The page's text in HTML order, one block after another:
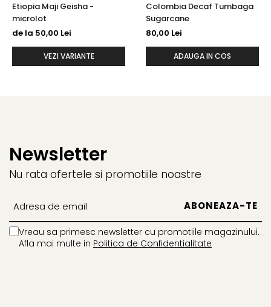
Etiopia Maji Geisha -
microlot
de la 50,00 Lei
VEZI VARIANTE
Colombia Decaf Tumbaga
Sugarcane
80,00 Lei
ADAUGA IN COS
Newsletter
Nu rata ofertele si promotiile noastre
Vreau sa primesc newsletter cu promotiile magazinului.
Afla mai multe in Politica de Confidentialitate